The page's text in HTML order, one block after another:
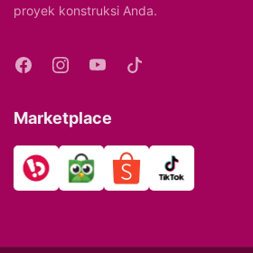
proyek konstruksi Anda.
Marketplace